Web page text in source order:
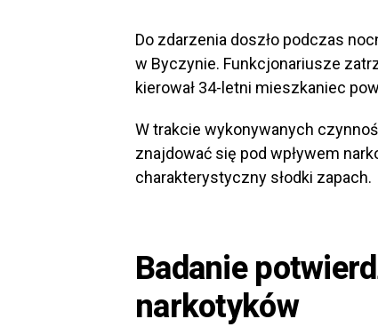
Do zdarzenia doszło podczas
w Byczynie. Funkcjonariusze
kierował 34-letni mieszkaniec
W trakcie wykonywanych
znajdować się pod wpływem
charakterystyczny słodki zapach.
Badanie
narkotyków